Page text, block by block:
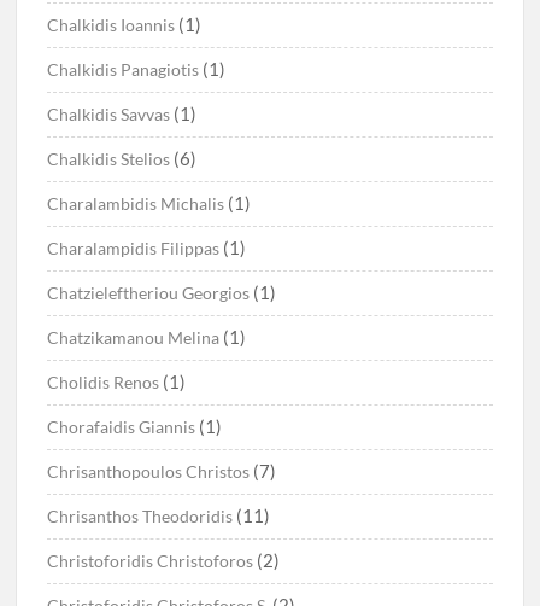
Chalkidis Ioannis (1)
Chalkidis Panagiotis (1)
Chalkidis Savvas (1)
Chalkidis Stelios (6)
Charalambidis Michalis (1)
Charalampidis Filippas (1)
Chatzieleftheriou Georgios (1)
Chatzikamanou Melina (1)
Cholidis Renos (1)
Chorafaidis Giannis (1)
Chrisanthopoulos Christos (7)
Chrisanthos Theodoridis (11)
Christoforidis Christoforos (2)